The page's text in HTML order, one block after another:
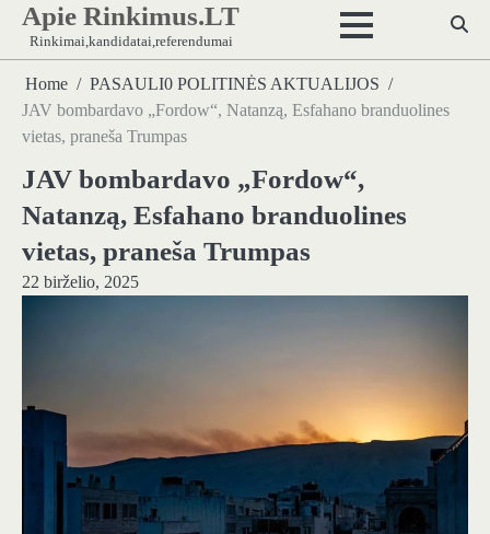
Skip
content
Apie Rinkimus.LT
Rinkimai,kandidatai,referendumai
Home
PASAULI0 POLITINĖS AKTUALIJOS
JAV bombardavo „Fordow“, Natanzą, Esfahano branduolines
vietas, praneša Trumpas
JAV bombardavo „Fordow“,
Natanzą, Esfahano branduolines
vietas, praneša Trumpas
22 birželio, 2025